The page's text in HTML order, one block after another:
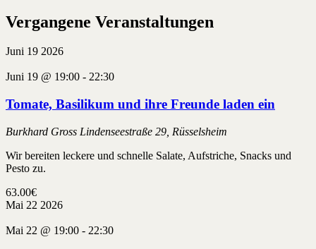
Vergangene Veranstaltungen
Juni 19 2026
Juni 19 @ 19:00 - 22:30
Tomate, Basilikum und ihre Freunde laden ein
Burkhard Gross Lindenseestraße 29, Rüsselsheim
Wir bereiten leckere und schnelle Salate, Aufstriche, Snacks und
Pesto zu.
63.00€
Mai 22 2026
Mai 22 @ 19:00 - 22:30